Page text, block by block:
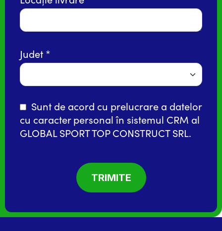
Judet
Sunt de acord cu prelucrare a datelor
cu caracter personal în sistemul CRM al
GLOBAL SPORT TOP CONSTRUCT SRL.